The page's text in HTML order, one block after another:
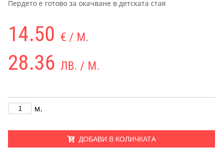
Пердето е готово за окачване в детската стая
14.50 € / М.
28.36 ЛВ. / М.
м.
ДОБАВИ В КОЛИЧКАТА